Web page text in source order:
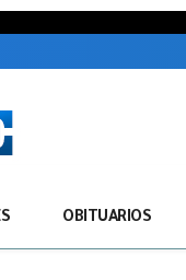
OBITUARIOS